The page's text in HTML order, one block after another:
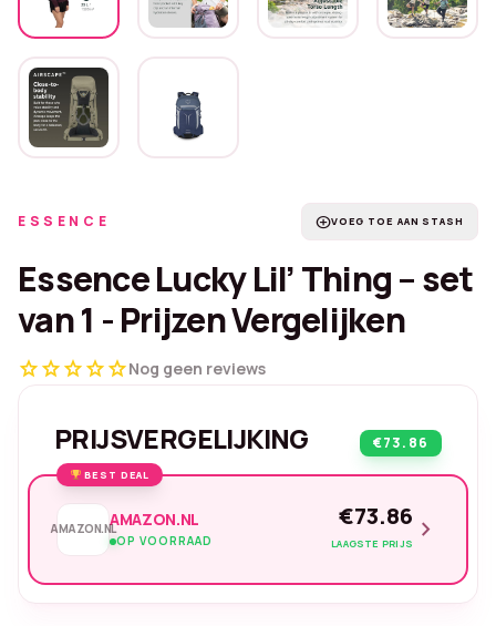
ESSENCE add_circleVOEG TOE AAN STASH
Essence Lucky Lil’ Thing – set
van 1 - Prijzen Vergelijken
starstarstarstarstarNog geen reviews
PRIJSVERGELIJKING €73.86
BEST DEAL
AMAZON.NLAMAZON.NL
OP VOORRAAD
€73.86
LAAGSTE PRIJS chevron_right